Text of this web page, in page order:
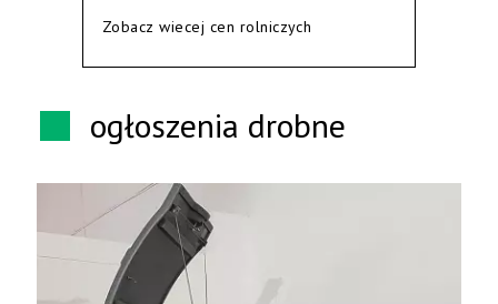
Zobacz wiecej cen rolniczych
ogłoszenia drobne